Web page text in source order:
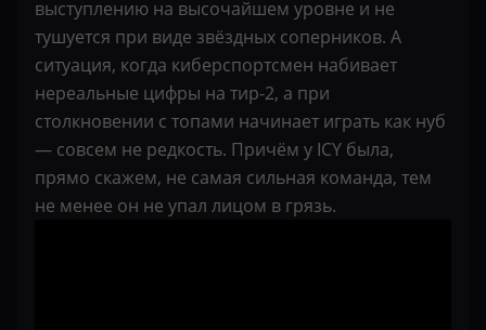
выступлению на высочайшем уровне и не
тушуется при виде звёздных соперников. А
ситуация, когда киберспортсмен набивает
нереальные цифры на тир-2, а при
столкновении с топами начинает играть как нуб
— совсем не редкость. Причём у ICY была,
прямо скажем, не самая сильная команда, тем
не менее он не упал лицом в грязь.